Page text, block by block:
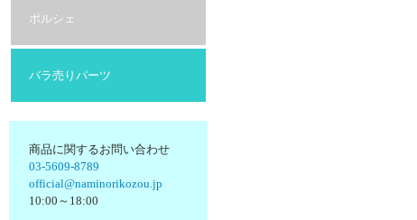
ポルシェ
バラ売りパーツ
商品に関するお問い合わせ
03-5609-8789
official@naminorikozou.jp
10:00～18:00